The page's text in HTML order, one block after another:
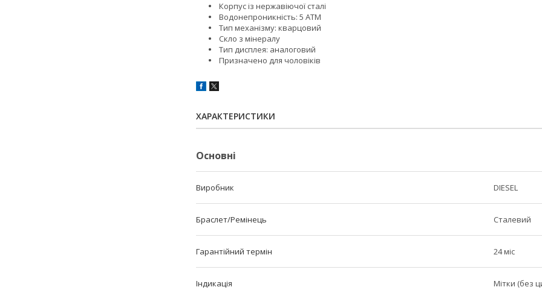
Корпус із нержавіючої сталі
Водонепроникність: 5 АТМ
Тип механізму: кварцовий
Скло з мінералу
Тип дисплея: аналоговий
Призначено для чоловіків
ХАРАКТЕРИСТИКИ
Основні
Виробник DIESEL
Браслет/Ремінець Сталевий
Гарантійний термін 24 міс
Індикація Мітки (без